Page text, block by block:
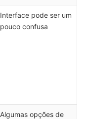
Interface pode ser um
pouco confusa
Algumas opções de